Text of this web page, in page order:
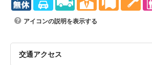
アイコンの説明を表示する
交通アクセス